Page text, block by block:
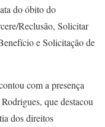
do óbito do
Reclusão, Solicitar
e Solicitação de
com a presença
que destacou
dos direitos